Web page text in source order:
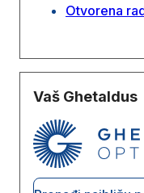
Otvorena
Vaš Ghetaldus